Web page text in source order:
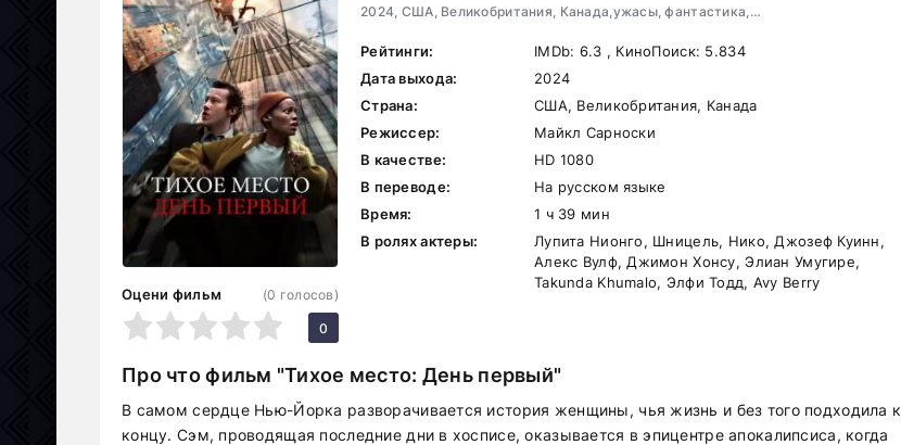
2024, США, Великобритания, Канада,ужасы, фантастика, драма
Оцени фильм
5
(0 голосов)
0
Рейтинги: IMDb: 6.3 , КиноПоиск: 5.834
Дата выхода:
2024
Страна:
США, Великобритания, Канада
Режиссер:
Майкл Сарноски
В качестве:
HD 1080
В переводе:
На русском языке
Время:
1 ч 39 мин
В ролях актеры:
Лупита Нионго, Шницель, Нико, Джозеф Куинн,
Алекс Вулф, Джимон Хонсу, Элиан Умугире,
Takunda Khumalo, Элфи Тодд, Avy Berry
Про что фильм "Тихое место: День первый"
В самом сердце Нью-Йорка разворачивается история женщины, чья жизнь и без того подходила к
концу. Сэм, проводящая последние дни в хосписе, оказывается в эпицентре апокалипсиса, когда